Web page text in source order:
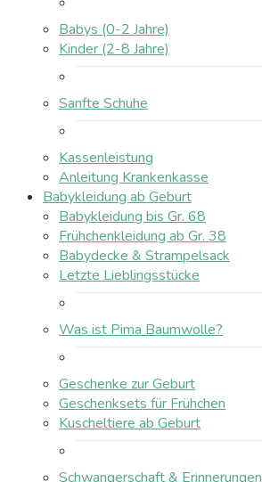
Babys (0-2 Jahre)
Kinder (2-8 Jahre)
Sanfte Schuhe
Kassenleistung
Anleitung Krankenkasse
Babykleidung ab Geburt
Babykleidung bis Gr. 68
Frühchenkleidung ab Gr. 38
Babydecke & Strampelsack
Letzte Lieblingsstücke
Was ist Pima Baumwolle?
Geschenke zur Geburt
Geschenksets für Frühchen
Kuscheltiere ab Geburt
Schwangerschaft & Erinnerungen